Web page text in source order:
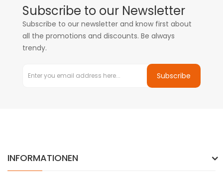
Subscribe to our Newsletter
Subscribe to our newsletter and know first about
all the promotions and discounts. Be always
trendy.
Subscribe
INFORMATIONEN